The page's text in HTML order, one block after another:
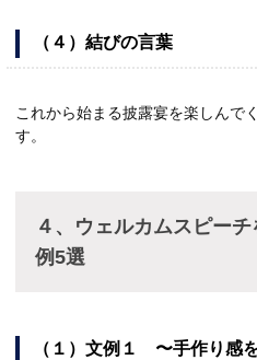
（４）結びの言葉
これから始まる披露宴を楽しんで
す。
４、ウェルカムスピー
例5選
（１）文例１ 〜手作り感